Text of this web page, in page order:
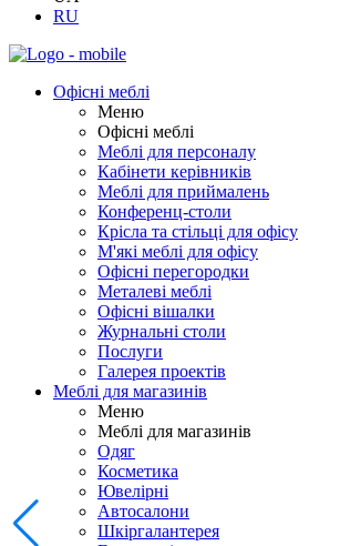
RU
Офісні меблі
Меню
Офісні меблі
Меблі для персоналу
Кабінети керівників
Меблі для приймалень
Конференц-столи
Крісла та стільці для офісу
М'які меблі для офісу
Офісні перегородки
Металеві меблі
Офісні вішалки
Журнальні столи
Послуги
Галерея проектів
Меблі для магазинів
Меню
Меблі для магазинів
Одяг
Косметика
Ювелірні
Автосалони
Шкіргалантерея